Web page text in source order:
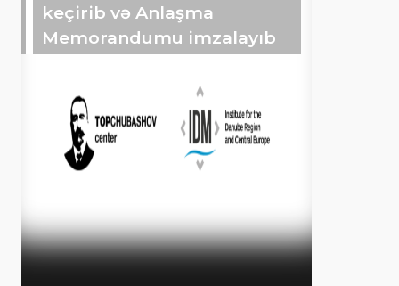
keçirib və Anlaşma
Memorandumu imzalayıb